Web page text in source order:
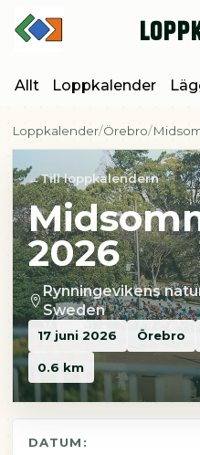
Allt Loppkalender
Loppkalender Örebro
Till loppkalendern
2026
Rynningevikens
Sweden
17 juni 2026 Örebro
0.6 km
DATUM: